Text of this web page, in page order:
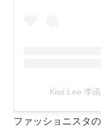
Kiwi Lee 李
ファッショニスタ